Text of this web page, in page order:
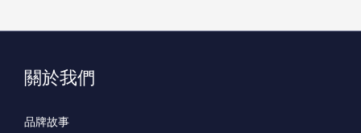
關於我們
品牌故事